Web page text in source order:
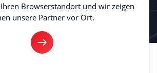
Browserstandort und wir zeigen
unsere Partner vor Ort.